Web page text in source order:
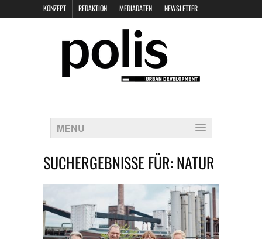
KONZEPT REDAKTION MEDIADATEN NEWSLETTER
DATENSCHUTZ
MENU
SUCHERGEBNISSE FÜR:NATUR